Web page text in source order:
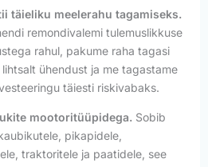
täieliku meelerahu tagamiseks.
remondivalemi tulemuslikkuse
rahul, pakume raha tagasi
ühendust ja me tagastame
täiesti riskivabaks.
mootoritüüpidega. Sobib
pikapidele,
traktoritele ja paatidele, see